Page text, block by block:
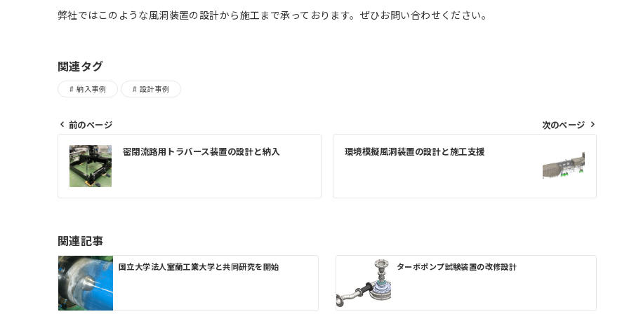
弊社ではこのような風洞装置の設計から施工まで承っております。ぜひお問い合わせください。
関連タグ
納入事例 設計事例
投
稿
ナ
ビ
ー
シ
ョ
ン
前のページ
密閉流路用トラバース装置の設計と納入
次のページ
環境模擬風洞装置の設計と施工支援
関連記事
国立大学法人室蘭工業大学と共同研究を開始 ターボポンプ試験装置の改修設計